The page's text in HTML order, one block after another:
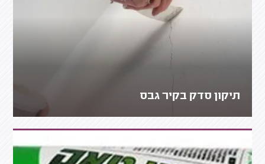
תיקון סדק בקיר גבס